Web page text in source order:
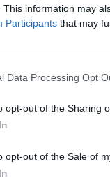
This information may
Participants that may
Data Processing Opt
opt-out of the Sharing
opt-out of the Sale of
48